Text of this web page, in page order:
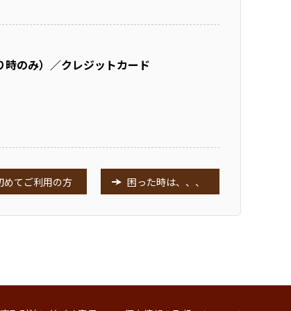
のみ）／クレジットカード
めてご利用の方 困った時は、、、